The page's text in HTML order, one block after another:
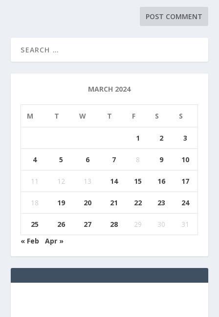
MARCH 2024
M T W T F S S
1 2 3
4 5 6 7 8 9 10
11 12 13 14 15 16 17
18 19 20 21 22 23 24
25 26 27 28 29 30
31
« Feb
Apr »